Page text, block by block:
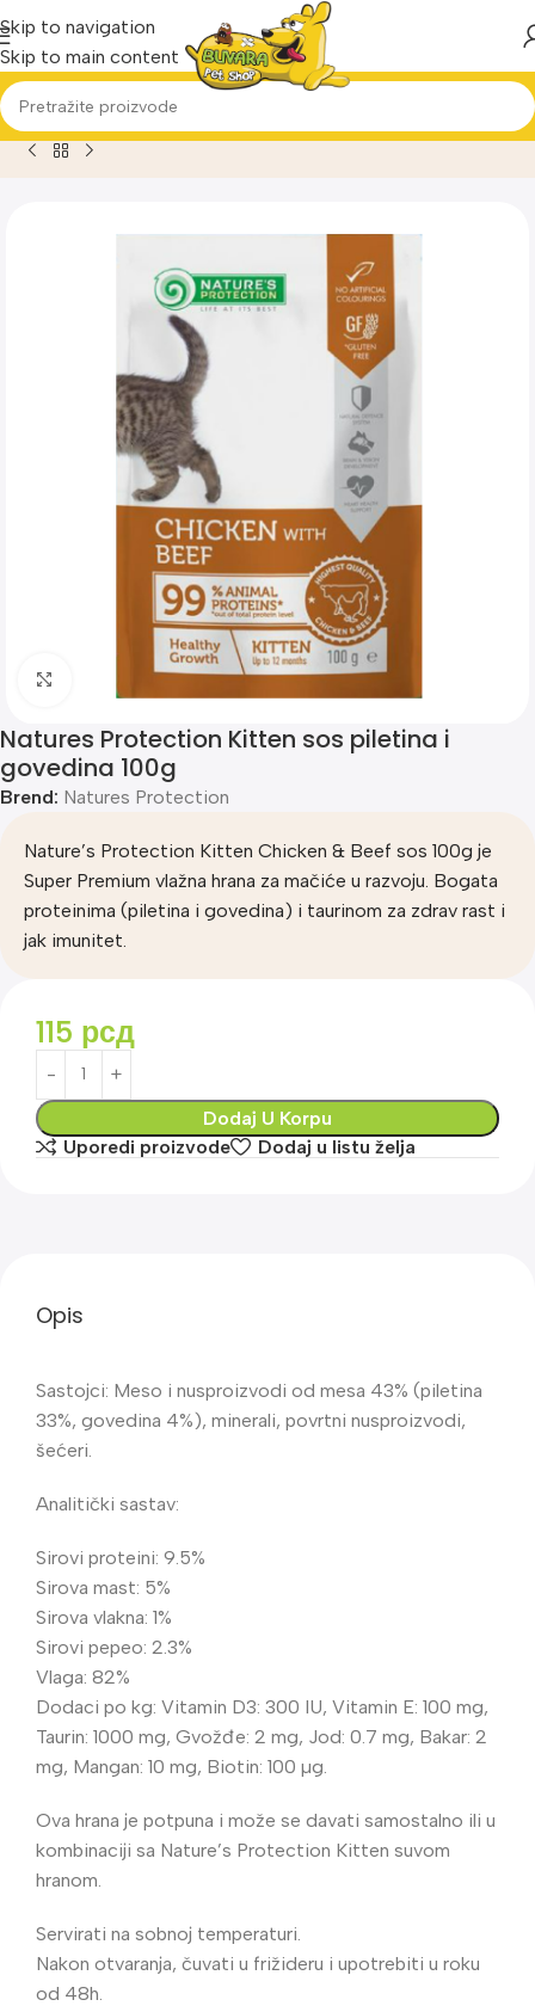
Skip to navigation
Skip to main content
Home Proizvod Natures Protection Kitten sos piletina i
Klik za uvećanje
Natures Protection Kitten sos piletina i
govedina 100g
Brend: Natures Protection
Nature’s Protection Kitten Chicken & Beef sos 100g je
Super Premium vlažna hrana za mačiće u razvoju. Bogata
proteinima (piletina i govedina) i taurinom za zdrav rast i
jak imunitet.
115 рсд
Dodaj U Korpu
Uporedi proizvode
Dodaj u listu želja
Opis
Sastojci: Meso i nusproizvodi od mesa 43% (piletina
33%, govedina 4%), minerali, povrtni nusproizvodi,
šećeri.
Analitički sastav:
Sirovi proteini: 9.5%
Sirova mast: 5%
Sirova vlakna: 1%
Sirovi pepeo: 2.3%
Vlaga: 82%
Dodaci po kg: Vitamin D3: 300 IU, Vitamin E: 100 mg,
Taurin: 1000 mg, Gvožđe: 2 mg, Jod: 0.7 mg, Bakar: 2
mg, Mangan: 10 mg, Biotin: 100 µg.
Ova hrana je potpuna i može se davati samostalno ili u
kombinaciji sa Nature’s Protection Kitten suvom
hranom.
Servirati na sobnoj temperaturi.
Nakon otvaranja, čuvati u frižideru i upotrebiti u roku
od 48h.